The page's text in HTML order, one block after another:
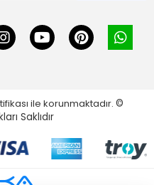
ile korunmaktadır. ©
Saklıdır